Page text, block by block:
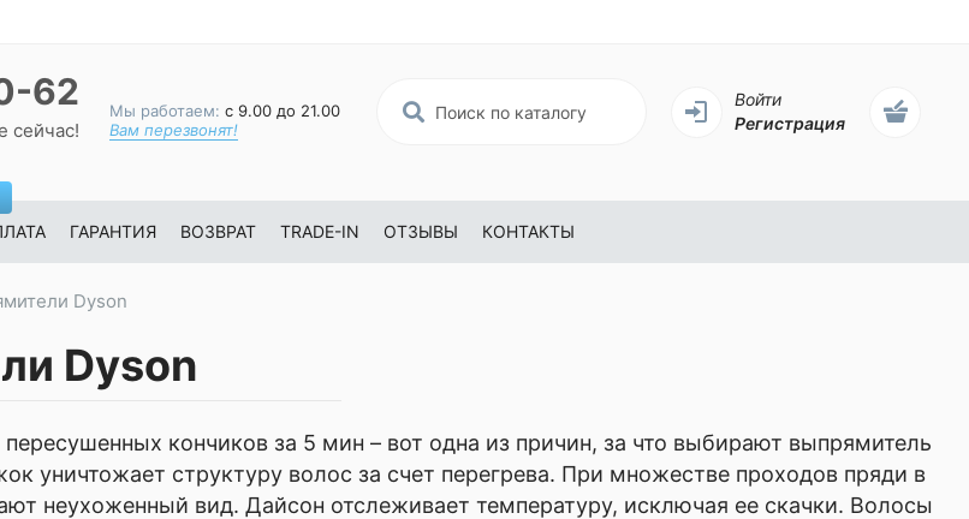
62
сейчас!
Мы работаем: с 9.00 до 21.00
Вам перезвонят!
Войти
Регистрация
ГАРАНТИЯ ВОЗВРАТ TRADE-IN ОТЗЫВЫ КОНТАКТЫ
Dyson
Dyson
кончиков за 5 мин – вот одна из причин, за что выбирают выпрямитель
уничтожает структуру волос за счет перегрева. При множестве проходов пряди в
неухоженный вид. Дайсон отслеживает температуру, исключая ее скачки. Волосы